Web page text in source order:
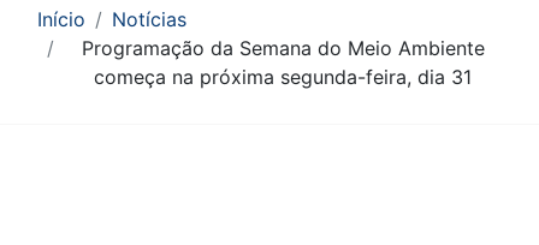
Início
Notícias
Programação da Semana do Meio Ambiente
começa na próxima segunda-feira, dia 31